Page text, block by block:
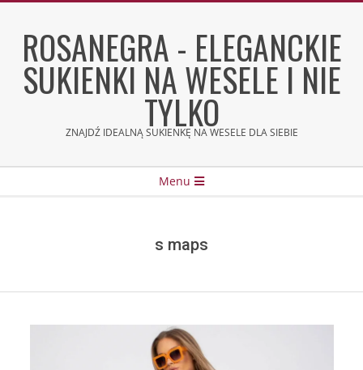
contentROSANEGRA - ELEGANCKIE
SUKIENKI NA WESELE I NIE
TYLKO
ZNAJDŹ IDEALNĄ SUKIENKĘ NA WESELE DLA SIEBIE
Menu
s maps